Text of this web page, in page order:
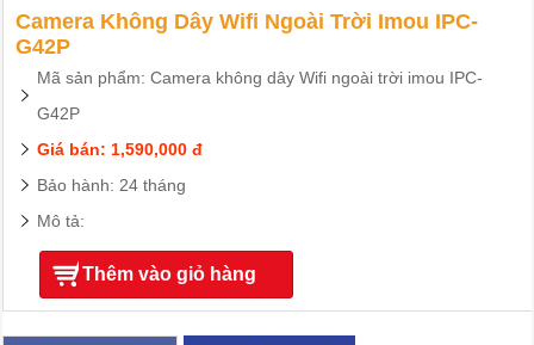
Camera Không Dây Wifi Ngoài Trời Imou IPC-
G42P
Mã sản phẩm: Camera không dây Wifi ngoài trời imou IPC-
G42P
Giá bán: 1,590,000 đ
Bảo hành: 24 tháng
Mô tả:
Thêm vào giỏ hàng